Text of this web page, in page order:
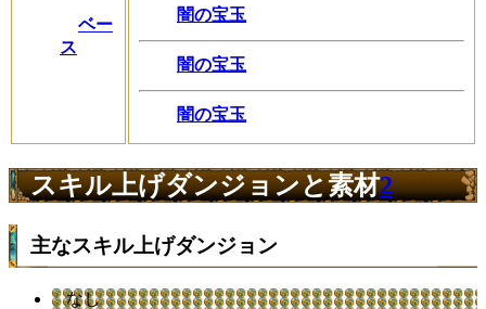
ベー
ス
闇の宝玉
闇の宝玉
闇の宝玉
スキル上げダンジョンと素材2
主なスキル上げダンジョン
なし